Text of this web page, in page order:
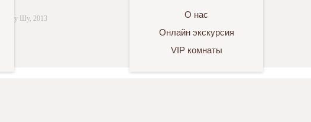
О нас
Онлайн экскурсия
VIP комнаты
Гу Шу, 2013